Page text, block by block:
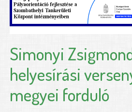
Simonyi
helyesírási
megyei forduló